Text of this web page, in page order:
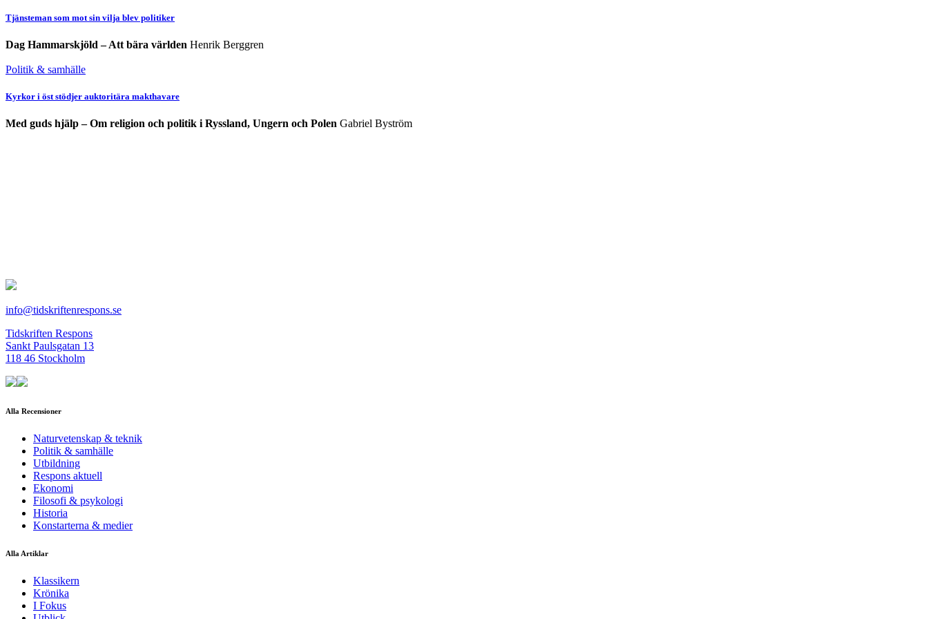
Tjänsteman som mot sin vilja blev politiker
Dag Hammarskjöld – Att bära världen Henrik Berggren
Politik & samhälle
Kyrkor i öst stödjer auktoritära makthavare
Med guds hjälp – Om religion och politik i Ryssland, Ungern och Polen Gabriel Byström
info@tidskriftenrespons.se
Tidskriften Respons
Sankt Paulsgatan 13
118 46 Stockholm
Alla Recensioner
Naturvetenskap & teknik
Politik & samhälle
Utbildning
Respons aktuell
Ekonomi
Filosofi & psykologi
Historia
Konstarterna & medier
Alla Artiklar
Klassikern
Krönika
I Fokus